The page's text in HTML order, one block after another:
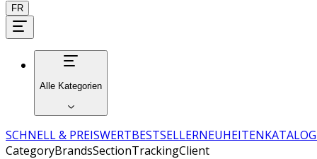
FR
Alle Kategorien
SCHNELL & PREISWERTBESTSELLERNEUHEITENKATALOG
CategoryBrandsSectionTrackingClient